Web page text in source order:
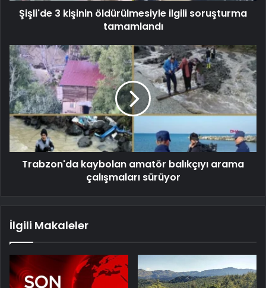
Şişli'de 3 kişinin öldürülmesiyle ilgili soruşturma
tamamlandı
Trabzon'da kaybolan amatör balıkçıyı arama
çalışmaları sürüyor
İlgili Makaleler